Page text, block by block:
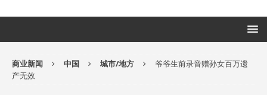
商业新闻 中国 城市/地方
爷爷生前录音赠孙女百万遗
产无效